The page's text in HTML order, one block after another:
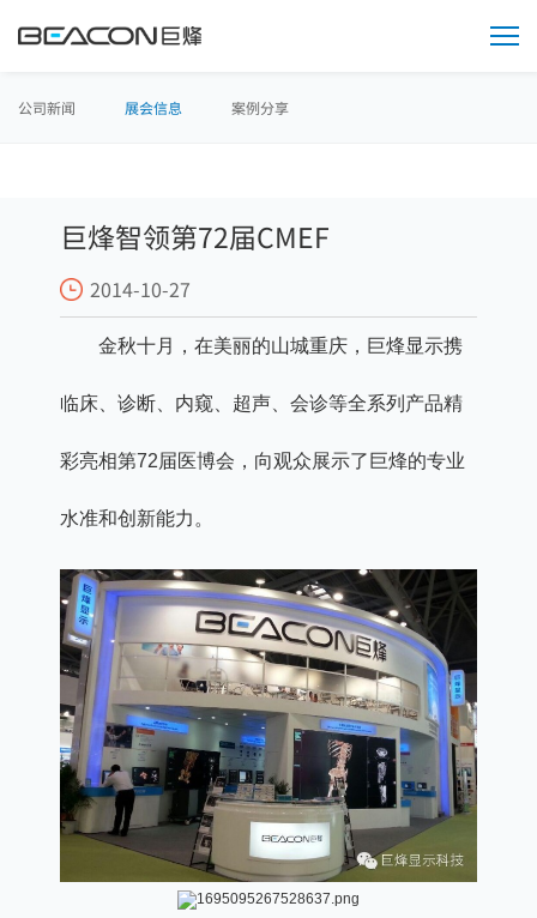
公司新闻 展会信息 案例分享
巨烽智领第72届CMEF
2014-10-27
金秋十月，在美丽的山城重庆，巨烽显示携
临床、诊断、内窥、超声、会诊等全系列产品精
彩亮相第72届医博会，向观众展示了巨烽的专业
水准和创新能力。